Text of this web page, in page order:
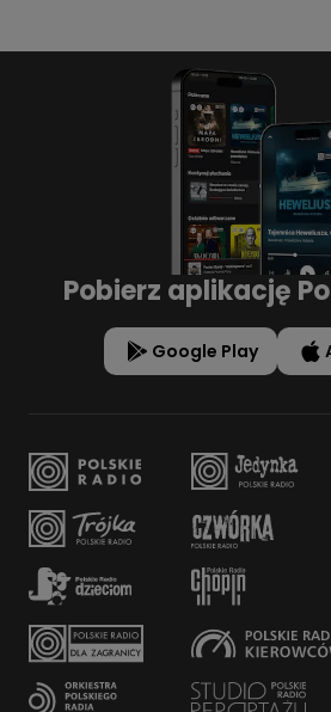
Pobierz aplikację
Google Play